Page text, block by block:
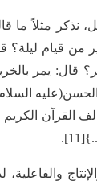
نذكر مثلاً ما
من قيام ليلة؟
يمر بالخربة
وكذا ما ورد عن الإمام
أبو كل خير وأمه))[10]، وهو قول لا
والفاعلية،